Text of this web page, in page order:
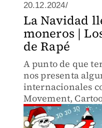
20.12.2024/
La Navidad
moneros |
de Rapé
A punto de que
nos presenta
internacionales
Movement,
Editorial Cartoon
Navidad.